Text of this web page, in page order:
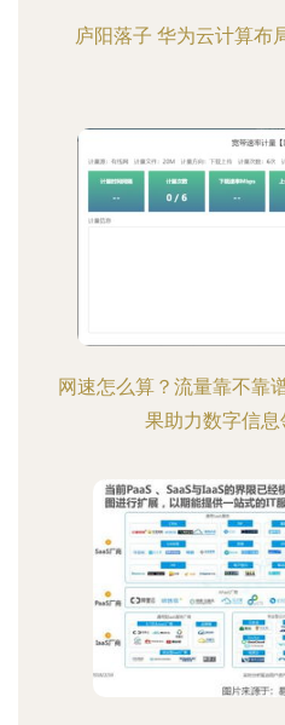
庐阳落子 华为云计算布
网速怎么算？流量靠不靠
果助力数字信